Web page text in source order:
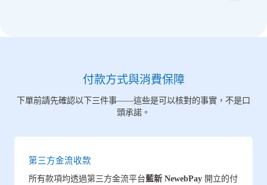
付款方式與消費保障
下單前請先確認以下三件事——這些是可以核對的事實，不是口
頭承諾。
第三方金流收款
所有款項均透過第三方金流平台藍新 NewebPay 開立的付